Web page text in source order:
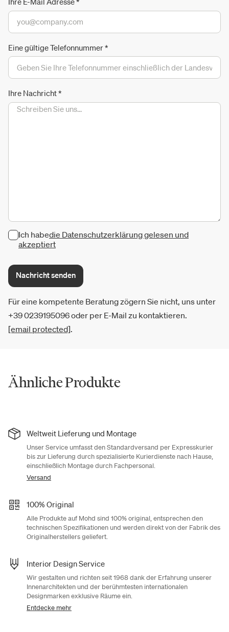
Eine gültige Telefonnummer*
Ihre Nachricht*
Ich habedie Datenschutzerklärung gelesen und
akzeptiert
Nachricht senden
Für eine kompetente Beratung zögern Sie nicht, uns unter
+39 0239195096 oder per E-Mail zu kontaktieren.
[email protected].
Ähnliche Produkte
Weltweit Lieferung und Montage
Unser Service umfasst den Standardversand per Expresskurier
bis zur Lieferung durch spezialisierte Kurierdienste nach Hause,
einschließlich Montage durch Fachpersonal.
Versand
100% Original
Alle Produkte auf Mohd sind 100% original, entsprechen den
technischen Spezifikationen und werden direkt von der Fabrik des
Originalherstellers geliefert.
Interior Design Service
Wir gestalten und richten seit 1968 dank der Erfahrung unserer
Innenarchitekten und der berühmtesten internationalen
Designmarken exklusive Räume ein.
Entdecke mehr